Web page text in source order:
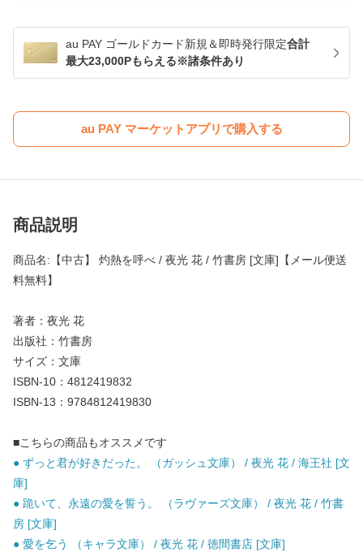
au PAY ゴールドカード新規＆即時発行限定合計
最大23,000Pもらえる※諸条件あり
au PAY マーケットアプリで購入する
商品説明
商品名:【中古】 灼熱を呼べ / 夜光 花 / 竹書房 [文庫]【メール便送
料無料】
著者：夜光 花
出版社：竹書房
サイズ：文庫
ISBN-10：4812419832
ISBN-13：9784812419830
■こちらの商品もオススメです
● ずっと君が好きだった。 （ガッシュ文庫） / 夜光 花 / 海王社 [文
庫]
● 跪いて、永遠の愛を誓う。 （ラヴァーズ文庫） / 夜光 花 / 竹書
房 [文庫]
● 愛を乞う （キャラ文庫） / 夜光 花 / 徳間書店 [文庫]